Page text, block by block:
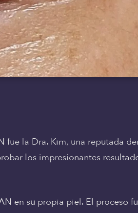
fue la Dra. Kim, una reputada
los impresionantes
en su propia piel. El proceso